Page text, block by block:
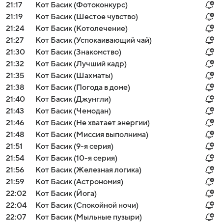
21:17
Кот Басик (Фотоконкурс)
21:19
Кот Басик (Шестое чувство)
21:24
Кот Басик (Котолечение)
21:27
Кот Басик (Успокаивающий чай)
21:30
Кот Басик (Знакомство)
21:32
Кот Басик (Лучший кадр)
21:35
Кот Басик (Шахматы)
21:38
Кот Басик (Погода в доме)
21:40
Кот Басик (Джунгли)
21:43
Кот Басик (Чемодан)
21:46
Кот Басик (Не хватает энергии)
21:48
Кот Басик (Миссия выполнима)
21:51
Кот Басик (9-я серия)
21:54
Кот Басик (10-я серия)
21:56
Кот Басик (Железная логика)
21:59
Кот Басик (Астрономия)
22:02
Кот Басик (Йога)
22:04
Кот Басик (Спокойной ночи)
22:07
Кот Басик (Мыльные пузыри)